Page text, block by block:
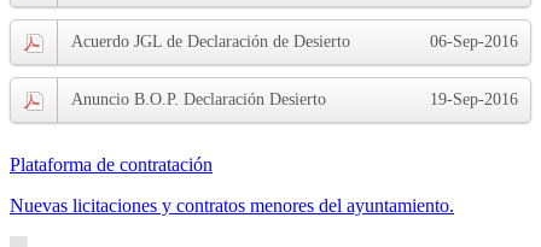
06-Sep-2016
Acuerdo JGL de Declaración de Desierto
19-Sep-2016
Anuncio B.O.P. Declaración Desierto
Plataforma de contratación
Nuevas licitaciones y contratos menores del ayuntamiento.